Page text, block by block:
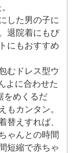
した男の子に
退院着にもぴ
にもおすすめ
むドレス型ウ
よに合わせた
をめくるだ
もカンタン。
替えすれば、
ゃんとの時間
短縮で赤ちゃ